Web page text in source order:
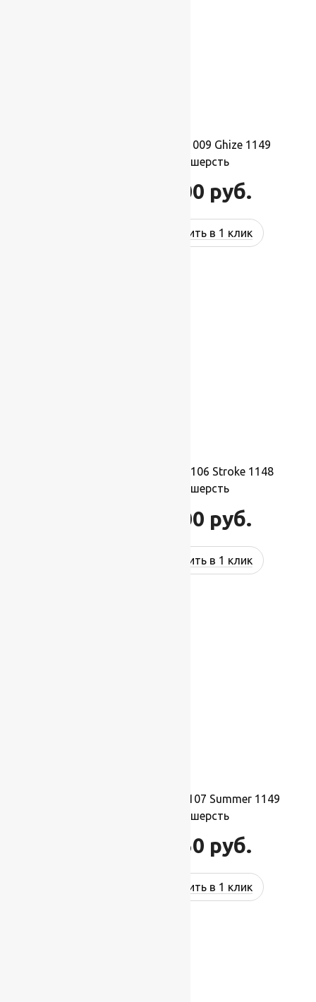
Ковер шерстяной Прямой 009 Ghize 1149
1,50×2,80 м, 100% шерсть
46 200 руб.
Купить в 1 клик
Ковер шерстяной Прямой 106 Stroke 1148
2,00×3,00 м, 100% шерсть
66 000 руб.
Купить в 1 клик
Ковер шерстяной Квадрат 107 Summer 1149
2,50×2,50 м, 100% шерсть
68 750 руб.
Купить в 1 клик